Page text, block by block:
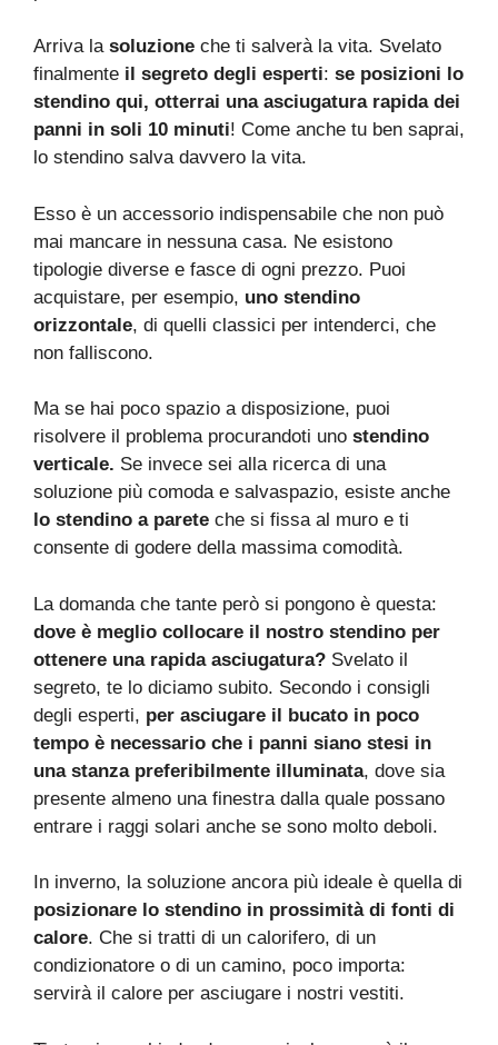
Arriva lasoluzione che ti salverà la vita. Svelato
finalmente il segreto degli esperti: se posizioni lo
stendino qui, otterrai una asciugatura rapida dei
panni in soli 10 minuti! Come anche tu ben saprai,
lo stendino salva davvero la vita.
Esso è un accessorio indispensabile che non può
mai mancare in nessuna casa. Ne esistono
tipologie diverse e fasce di ogni prezzo. Puoi
acquistare, per esempio, uno stendino
orizzontale, di quelli classici per intenderci, che
non falliscono.
Ma se hai poco spazio a disposizione, puoi
risolvere il problema procurandoti uno stendino
verticale. Se invece sei alla ricerca di una
soluzione più comoda e salvaspazio, esiste anche
lo stendino a parete che si fissa al muro e ti
consente di godere della massima comodità.
La domanda che tante però si pongono è questa:
dove è meglio collocare il nostro stendino per
ottenere una rapida asciugatura? Svelato il
segreto, te lo diciamo subito. Secondo i consigli
degli esperti, per asciugare il bucato in poco
tempo è necessario che i panni siano stesi in
una stanza preferibilmente illuminata, dove sia
presente almeno una finestra dalla quale possano
entrare i raggi solari anche se sono molto deboli.
In inverno, la soluzione ancora più ideale è quella di
posizionare lo stendino in prossimità di fonti di
calore. Che si tratti di un calorifero, di un
condizionatore o di un camino, poco importa:
servirà il calore per asciugare i nostri vestiti.